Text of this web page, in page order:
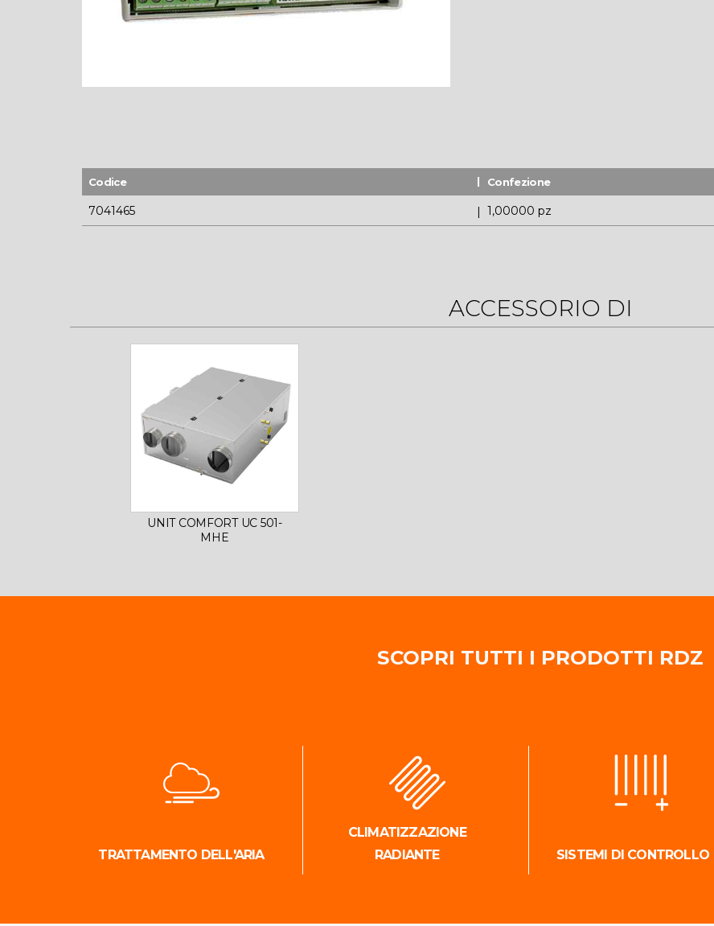
Codice Confezione
7041465 1,00000 pz
ACCESSORIO DI
UNIT COMFORT UC 501-
MHE
SCOPRI TUTTI I PRODOTTI RDZ
TRATTAMENTO DELL'ARIA
CLIMATIZZAZIONE
RADIANTE
SISTEMI DI CONTROLLO